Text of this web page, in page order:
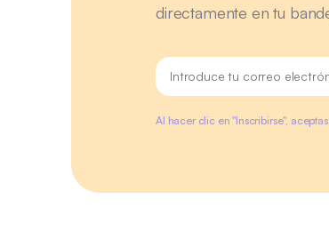
directamente en tu
Al hacer clic en "Inscribirse",